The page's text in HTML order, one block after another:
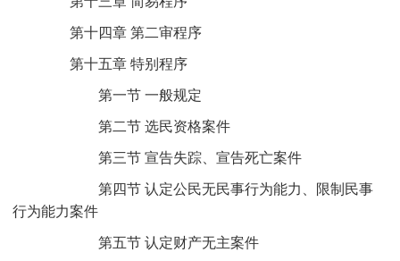
第十四章 第二审程序
第十五章 特别程序
第一节 一般规定
第二节 选民资格案件
第三节 宣告失踪、宣告死亡案件
第四节 认定公民无民事行为能力、限制民事
行为能力案件
第五节 认定财产无主案件